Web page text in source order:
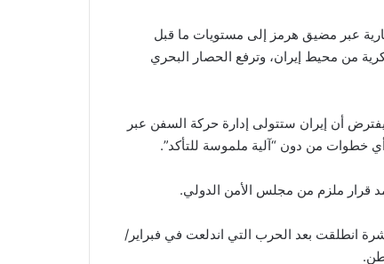
عبر مضيق هرمز إلى مستويات ما قبل
من محيط إيران، وترفع الحصار البحري
أن إيران ستتولى إدارة حركة السفن عبر
خطوات من دون “آلية ملموسة للتأكد”.
انطلقت بعد الحرب التي اندلعت في فبراير/